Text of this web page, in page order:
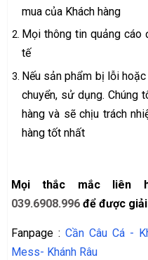
mua của Khách hàng
Mọi thông tin quảng cáo
tế
Nếu sản phẩm bị lỗi
chuyển, sử dụng. Chúng
hàng và sẽ chịu trách
hàng tốt nhất
Mọi thắc mắc liên
039.6908.996 để được
Fanpage : Cần Câu Cá -
Mess- Khánh Râu